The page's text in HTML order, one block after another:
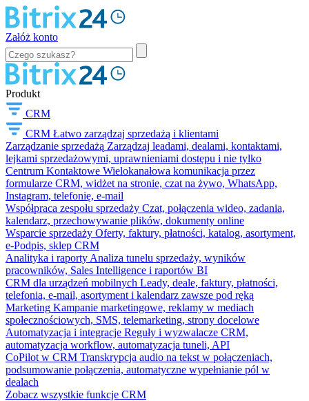
Załóż konto
Produkt
CRM
CRM Łatwo zarządzaj sprzedażą i klientami
Zarządzanie sprzedażą Zarządzaj leadami, dealami, kontaktami,
lejkami sprzedażowymi, uprawnieniami dostępu i nie tylko
Centrum Kontaktowe Wielokanałowa komunikacja przez
formularze CRM, widżet na stronie, czat na żywo, WhatsApp,
Instagram, telefonię, e-mail
Współpraca zespołu sprzedaży Czat, połączenia wideo, zadania,
kalendarz, przechowywanie plików, dokumenty online
Wsparcie sprzedaży Oferty, faktury, płatności, katalog, asortyment,
e-Podpis, sklep CRM
Analityka i raporty Analiza tunelu sprzedaży, wyników
pracowników, Sales Intelligence i raportów BI
CRM dla urządzeń mobilnych Leady, deale, faktury, płatności,
telefonia, e-mail, asortyment i kalendarz zawsze pod ręką
Marketing Kampanie marketingowe, reklamy w mediach
społecznościowych, SMS, telemarketing, strony docelowe
Automatyzacja i integracje Reguły i wyzwalacze CRM,
automatyzacja workflow, automatyzacja tuneli, API
CoPilot w CRM Transkrypcja audio na tekst w połączeniach,
podsumowanie połączenia, automatyczne wypełnianie pól w
dealach
Zobacz wszystkie funkcje CRM